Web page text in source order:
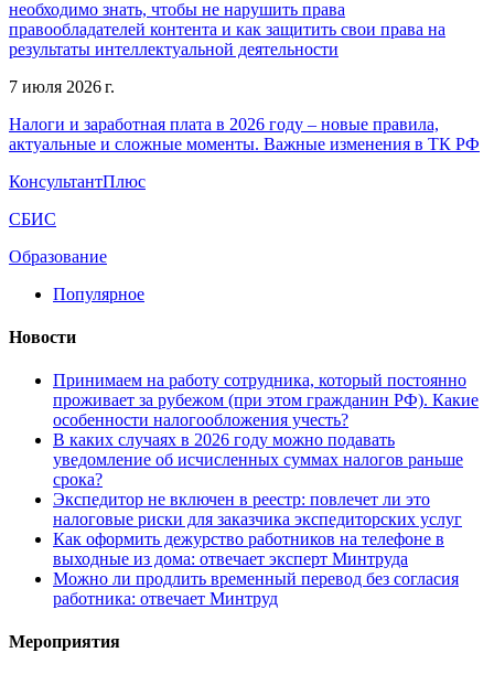
необходимо знать, чтобы не нарушить права
правообладателей контента и как защитить свои права на
результаты интеллектуальной деятельности
7 июля 2026 г.
Налоги и заработная плата в 2026 году – новые правила,
актуальные и сложные моменты. Важные изменения в ТК РФ
КонсультантПлюс
СБИС
Образование
Популярное
Новости
Принимаем на работу сотрудника, который постоянно
проживает за рубежом (при этом гражданин РФ). Какие
особенности налогообложения учесть?
В каких случаях в 2026 году можно подавать
уведомление об исчисленных суммах налогов раньше
срока?
Экспедитор не включен в реестр: повлечет ли это
налоговые риски для заказчика экспедиторских услуг
Как оформить дежурство работников на телефоне в
выходные из дома: отвечает эксперт Минтруда
Можно ли продлить временный перевод без согласия
работника: отвечает Минтруд
Мероприятия